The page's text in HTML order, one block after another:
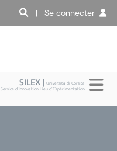
| Se connecter
SILEX |Università di Corsica
Service d'Innovation Lieu d'EXpérimentation